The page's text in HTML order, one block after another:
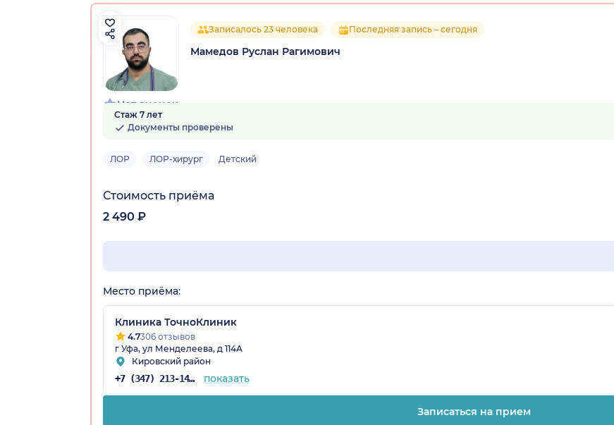
Нет оценок
Записалось 23 человека Последняя запись – сегодня
Мамедов Руслан Рагимович
Стаж 7 лет
Документы проверены
ЛОР ЛОР-хирург Детский
Стоимость приёма
2 490 ₽
Место приёма:
Клиника ТочноКлиник
4.7306 отзывов
г Уфа, ул Менделеева, д 114А
Кировский район
+7 (347) 213-14-72 показать
Записаться на прием